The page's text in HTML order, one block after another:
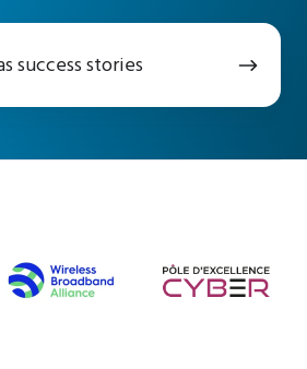
success stories